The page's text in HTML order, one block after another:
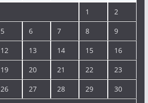
1 2
5 6 7 8 9
12 13 14 15 16
19 20 21 22 23
26 27 28 29 30